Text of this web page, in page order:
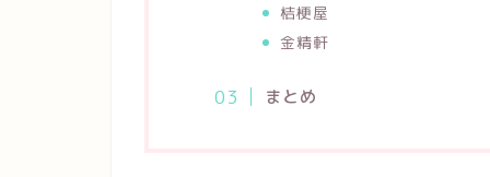
桔梗屋
金精軒
まとめ